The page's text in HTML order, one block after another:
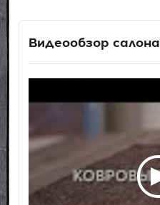
Видеообзор салона